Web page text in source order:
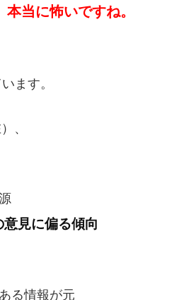
当に怖いですね。
ます。
、
見に偏る傾向
る情報が元